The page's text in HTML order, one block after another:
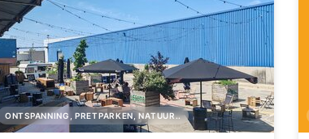
ONTSPANNING, PRETPARKEN, NATUUR..